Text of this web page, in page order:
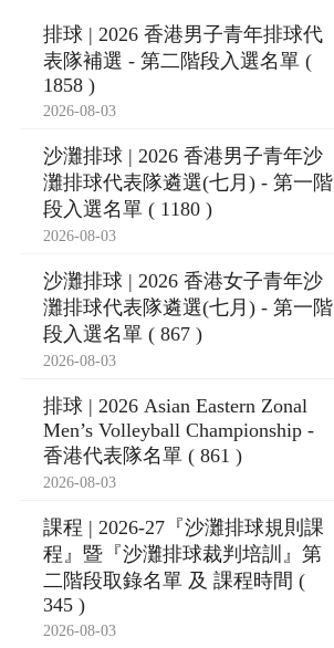
排球 | 2026 香港男子青年排球代
表隊補選 - 第二階段入選名單 (
1858 )
2026-08-03
沙灘排球 | 2026 香港男子青年沙
灘排球代表隊遴選(七月) - 第一階
段入選名單 ( 1180 )
2026-08-03
沙灘排球 | 2026 香港女子青年沙
灘排球代表隊遴選(七月) - 第一階
段入選名單 ( 867 )
2026-08-03
排球 | 2026 Asian Eastern Zonal
Men’s Volleyball Championship -
香港代表隊名單 ( 861 )
2026-08-03
課程 | 2026-27『沙灘排球規則課
程』暨『沙灘排球裁判培訓』第
二階段取錄名單 及 課程時間 (
345 )
2026-08-03